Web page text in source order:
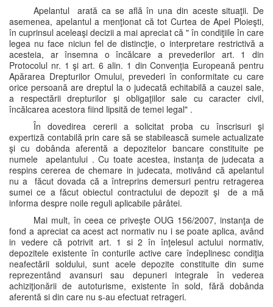
Apelantul arată ca se află în una din aceste situaţii. De
asemenea, apelantul a menţionat că tot Curtea de Apel Ploieşti,
în cuprinsul aceleaşi decizii a mai apreciat că " în condiţiile în care
legea nu face niciun fel de distincţie, o interpretare restrictivă a
acesteia, ar însemna o încălcare a prevederilor art. 1 din
Protocolul nr. 1 şi art. 6 alin. 1 din Convenţia Europeană pentru
Apărarea Drepturilor Omului, prevederi în conformitate cu care
orice persoană are dreptul la o judecată echitabilă a cauzei sale,
a respectării drepturilor şi obligaţiilor sale cu caracter civil,
încălcarea acestora fiind lipsită de temei legal" .
În dovedirea cererii a solicitat proba cu înscrisuri şi
expertiză contabilă prin care să se stabilească sumele actualizate
şi cu dobânda aferentă a depozitelor bancare constituite pe
numele apelantului . Cu toate acestea, instanţa de judecata a
respins cererea de chemare in judecata, motivând că apelantul
nu a făcut dovada că a întreprins demersuri pentru retragerea
sumei ce a făcut obiectul contractului de depozit şi de a mă
informa despre noile reguli aplicabile pârâtei.
Mai mult, în ceea ce priveşte OUG 156/2007, instanţa de
fond a apreciat ca acest act normativ nu i se poate aplica, având
in vedere că potrivit art. 1 si 2 în înţelesul actului normativ,
depozitele existente în conturile active care îndeplinesc condiţia
neafectării soldului, sunt acele depozite constituite din sume
reprezentând avansuri sau depuneri integrale în vederea
achiziţionării de autoturisme, existente în sold, fără dobânda
aferentă si din care nu s-au efectuat retrageri.